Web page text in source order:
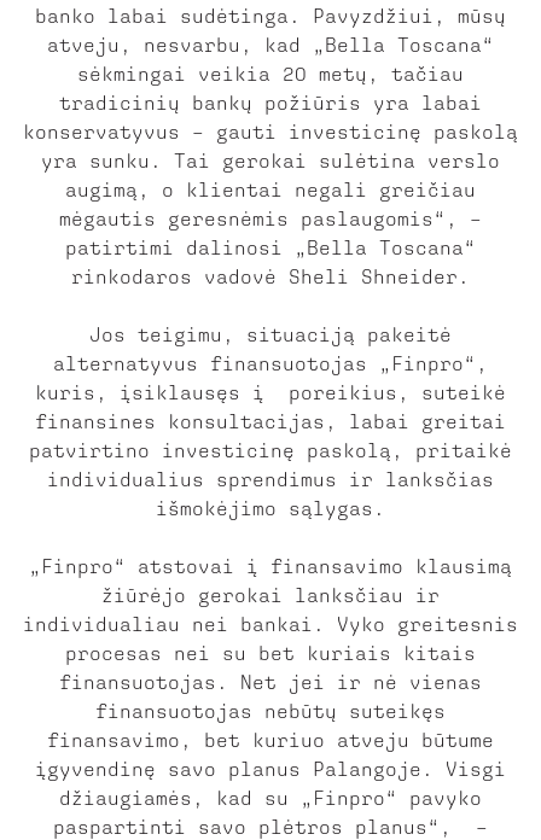
banko labai sudėtinga. Pavyzdžiui, mūsų
atveju, nesvarbu, kad „Bella Toscana“
sėkmingai veikia 20 metų, tačiau
tradicinių bankų požiūris yra labai
konservatyvus – gauti investicinę paskolą
yra sunku. Tai gerokai sulėtina verslo
augimą, o klientai negali greičiau
mėgautis geresnėmis paslaugomis“, –
patirtimi dalinosi „Bella Toscana“
rinkodaros vadovė Sheli Shneider.
Jos teigimu, situaciją pakeitė
alternatyvus finansuotojas „Finpro“,
kuris, įsiklausęs į poreikius, suteikė
finansines konsultacijas, labai greitai
patvirtino investicinę paskolą, pritaikė
individualius sprendimus ir lanksčias
išmokėjimo sąlygas.
„Finpro“ atstovai į finansavimo klausimą
žiūrėjo gerokai lanksčiau ir
individualiau nei bankai. Vyko greitesnis
procesas nei su bet kuriais kitais
finansuotojas. Net jei ir nė vienas
finansuotojas nebūtų suteikęs
finansavimo, bet kuriuo atveju būtume
įgyvendinę savo planus Palangoje. Visgi
džiaugiamės, kad su „Finpro“ pavyko
paspartinti savo plėtros planus“, –